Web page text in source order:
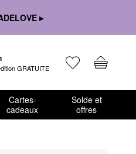
▸
GRATUITE
Cartes-
cadeaux
Solde et
offres